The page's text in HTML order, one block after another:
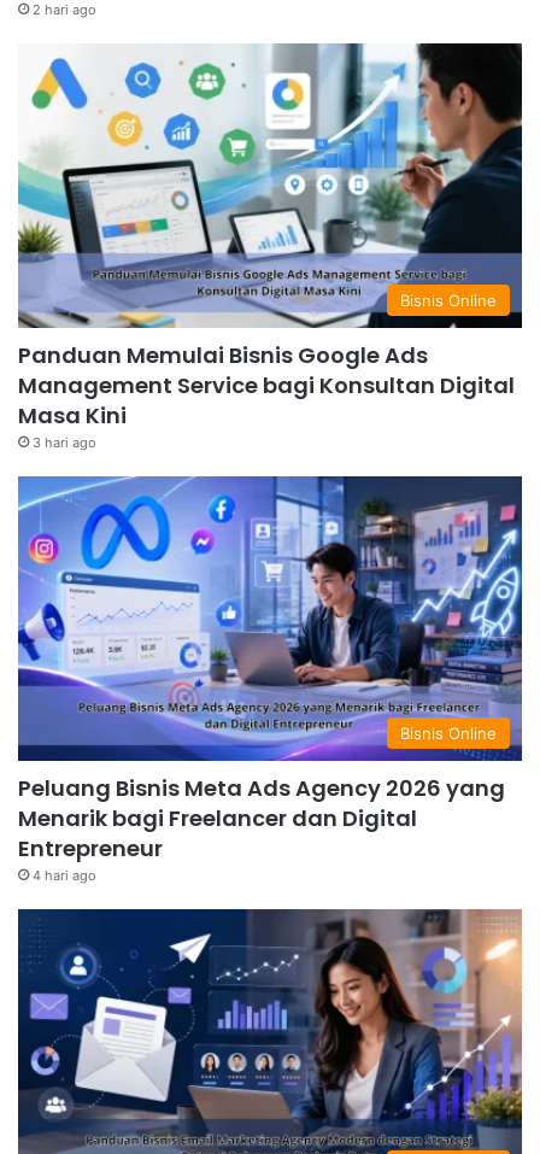
2 hari ago
Bisnis Online
Panduan Memulai Bisnis Google Ads
Management Service bagi Konsultan Digital
Masa Kini
3 hari ago
Bisnis Online
Peluang Bisnis Meta Ads Agency 2026 yang
Menarik bagi Freelancer dan Digital
Entrepreneur
4 hari ago